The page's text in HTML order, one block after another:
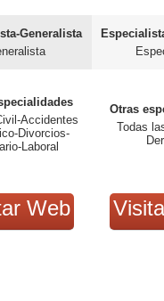
Generalista
Accidentes
Divorcios-
Laboral
Web
Otras
Todas